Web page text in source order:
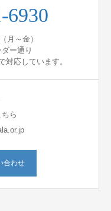
6930
月～金）
ー通り
対応しています。
ら
合わせ